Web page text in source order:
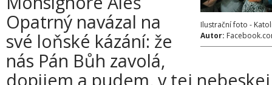
Ilustrační foto -
Autor:
Opatrný navázal na
své loňské kázání: že
nás Pán Bůh zavolá,
dopijem a pudem, v tej